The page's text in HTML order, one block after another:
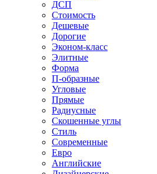
ДСП
Стоимость
Дешевые
Дорогие
Эконом-класс
Элитные
Форма
П-образные
Угловые
Прямые
Радиусные
Скошенные углы
Стиль
Современные
Евро
Английские